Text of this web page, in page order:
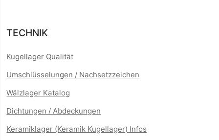
TECHNIK
Kugellager Qualität
Umschlüsselungen / Nachsetzzeichen
Wälzlager Katalog
Dichtungen / Abdeckungen
Keramiklager (Keramik Kugellager) Infos